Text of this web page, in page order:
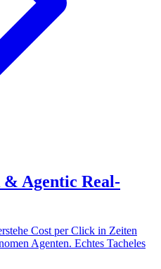
Agentic Real-
Cost per Click in Zeiten
Agenten. Echtes Tacheles